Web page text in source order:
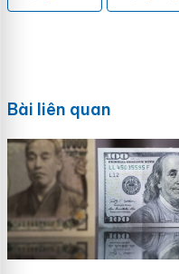
Bài liên quan